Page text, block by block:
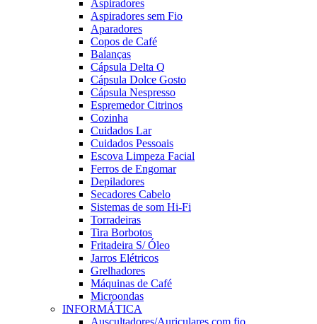
Aspiradores
Aspiradores sem Fio
Aparadores
Copos de Café
Balanças
Cápsula Delta Q
Cápsula Dolce Gosto
Cápsula Nespresso
Espremedor Citrinos
Cozinha
Cuidados Lar
Cuidados Pessoais
Escova Limpeza Facial
Ferros de Engomar
Depiladores
Secadores Cabelo
Sistemas de som Hi-Fi
Torradeiras
Tira Borbotos
Fritadeira S/ Óleo
Jarros Elétricos
Grelhadores
Máquinas de Café
Microondas
INFORMÁTICA
Auscultadores/Auriculares com fio